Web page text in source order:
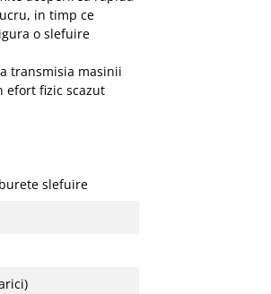
in timp ce
o slefuire
transmisia masinii
efort fizic scazut
slefuire